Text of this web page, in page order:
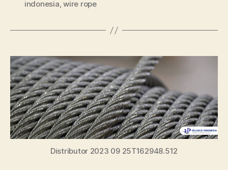
indonesia,wire rope
Distributor 2023 09 25T162948.512